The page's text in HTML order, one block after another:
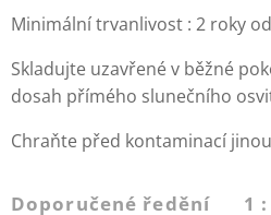
Minimální trvanlivost : 2 roky
Skladujte uzavřené v běžné
dosah přímého slunečního
Chraňte před kontaminací
Doporučené ředění 1 :